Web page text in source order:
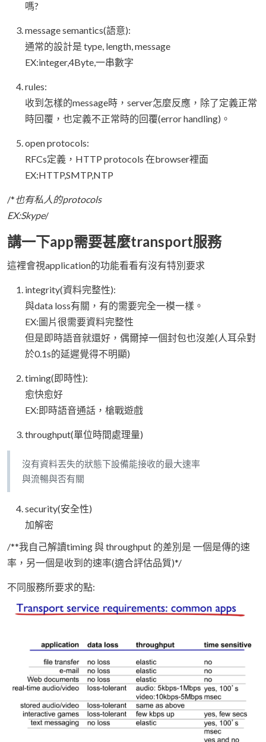
嗎?
message semantics(語意):
通常的設計是 type, length, message
EX:integer,4Byte,一串數字
rules:
收到怎樣的message時，server怎麼反應，除了定義正常
時回覆，也定義不正常時的回覆(error handling)。
open protocols:
RFCs定義，HTTP protocols 在browser裡面
EX:HTTP,SMTP,NTP
/*也有私人的protocols
EX:Skype/
講一下app需要甚麼transport服務
這裡會視application的功能看看有沒有特別要求
integrity(資料完整性):
與data loss有關，有的需要完全一模一樣。
EX:圖片很需要資料完整性
但是即時語音就還好，偶爾掉一個封包也沒差(人耳朵對
於0.1s的延遲覺得不明顯)
timing(即時性):
愈快愈好
EX:即時語音通話，槍戰遊戲
throughput(單位時間處理量)
沒有資料丟失的狀態下設備能接收的最大速率
與流暢與否有關
security(安全性)
加解密
/**我自己解讀timing 與 throughput 的差別是 一個是傳的速
率，另一個是收到的速率(適合評估品質)*/
不同服務所要求的點: